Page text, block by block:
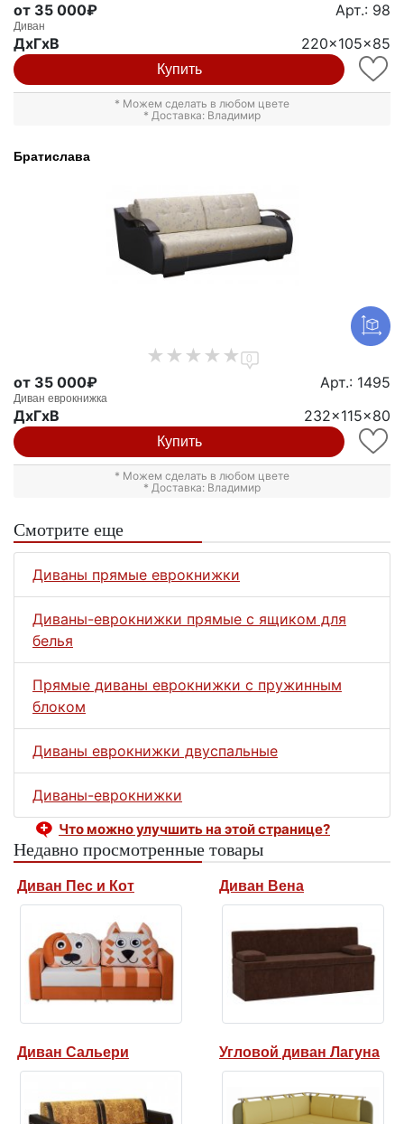
от 35 000₽ Арт.: 98
Диван
ДxГxВ 220x105x85
Купить
* Можем сделать в любом цвете
* Доставка: Владимир
Братислава
0
от 35 000₽ Арт.: 1495
Диван еврокнижка
ДxГxВ 232x115x80
Купить
* Можем сделать в любом цвете
* Доставка: Владимир
Смотрите еще
Диваны прямые еврокнижки
Диваны-еврокнижки прямые с ящиком для
белья
Прямые диваны еврокнижки с пружинным
блоком
Диваны еврокнижки двуспальные
Диваны-еврокнижки
Что можно улучшить на этой странице?
Недавно просмотренные товары
Диван Пес и Кот Диван Вена
Диван Сальери Угловой диван Лагуна